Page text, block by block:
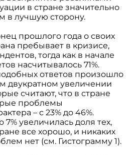
в стране значительно
в лучшую сторону.
прошлого года о своих
пребывает в кризисе,
тогда как в начале
насчитывалось 71%.
ответов произошло
двукратном увеличении
считают, что в стране
проблемы
– с 23% до 46%.
7% увеличилась доля тех,
все хорошо, и никаких
нет (см. Гистограмму 1).